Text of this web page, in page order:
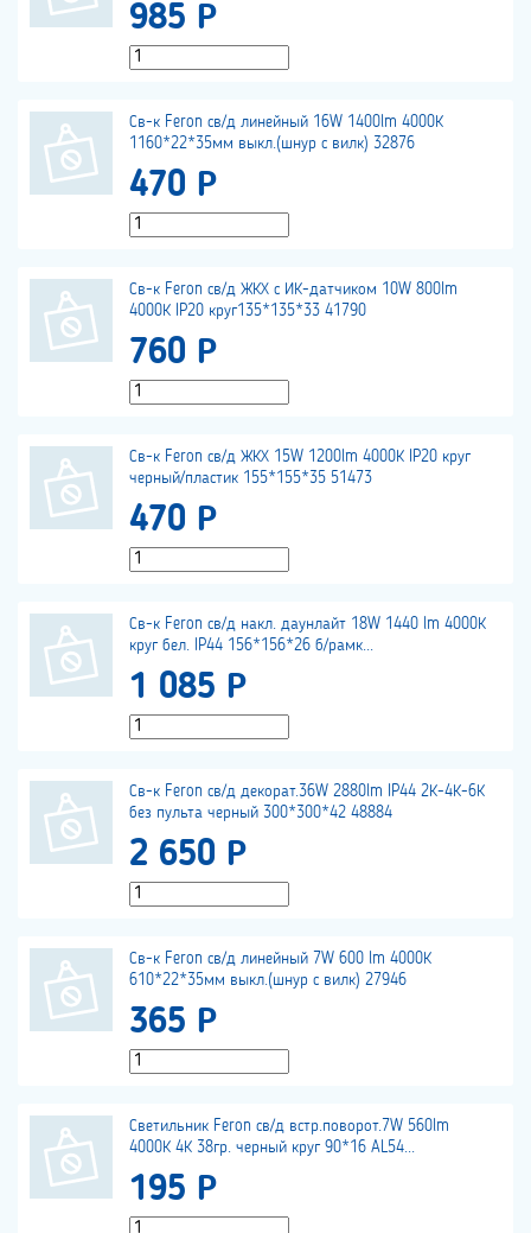
985 Р
Св-к Feron св/д линейный 16W 1400lm 4000К
1160*22*35мм выкл.(шнур с вилк) 32876
470 Р
Св-к Feron св/д ЖКХ с ИК-датчиком 10W 800lm
4000К IP20 круг135*135*33 41790
760 Р
Св-к Feron св/д ЖКХ 15W 1200lm 4000К IP20 круг
черный/пластик 155*155*35 51473
470 Р
Св-к Feron св/д накл. даунлайт 18W 1440 lm 4000К
круг бел. IP44 156*156*26 б/рамк...
1 085 Р
Св-к Feron св/д декорат.36W 2880lm IP44 2К-4К-6К
без пульта черный 300*300*42 48884
2 650 Р
Св-к Feron св/д линейный 7W 600 lm 4000К
610*22*35мм выкл.(шнур с вилк) 27946
365 Р
Светильник Feron св/д встр.поворот.7W 560lm
4000К 4К 38гр. черный круг 90*16 AL54...
195 Р